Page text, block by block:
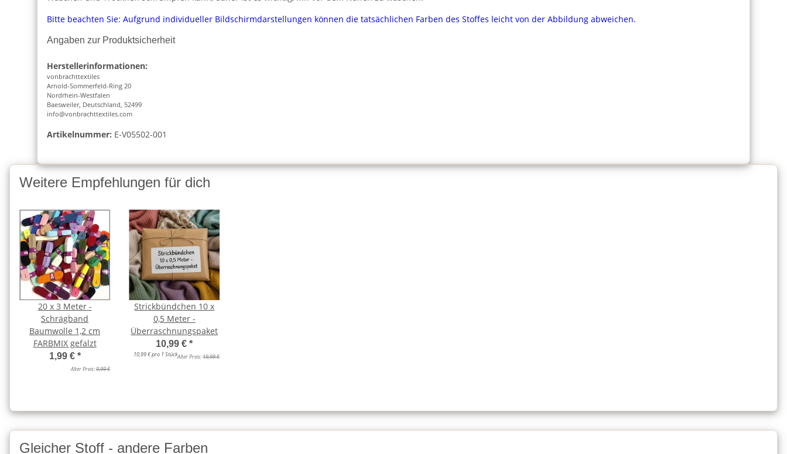
Bitte beachten Sie: Aufgrund individueller Bildschirmdarstellungen können die tatsächlichen Farben des Stoffes leicht von der Abbildung abweichen.
Angaben zur Produktsicherheit
Herstellerinformationen:
vonbrachttextiles
Arnold-Sommerfeld-Ring 20
Nordrhein-Westfalen
Baesweiler, Deutschland, 52499
info@vonbrachttextiles.com
Artikelnummer: E-V05502-001
Weitere Empfehlungen für dich
20 x 3 Meter -
Schrägband
Baumwolle 1,2 cm
FARBMIX gefalzt
1,99 € *
Alter Preis:9,99 €
Strickbündchen 10 x
0,5 Meter -
Überraschnungspaket
10,99 €*
10,99 € pro 1 StückAlter Preis:19,99 €
Gleicher Stoff - andere Farben